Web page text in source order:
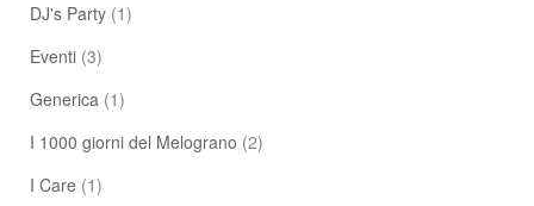
DJ's Party (1)
Eventi (3)
Generica (1)
I 1000 giorni del Melograno (2)
I Care (1)